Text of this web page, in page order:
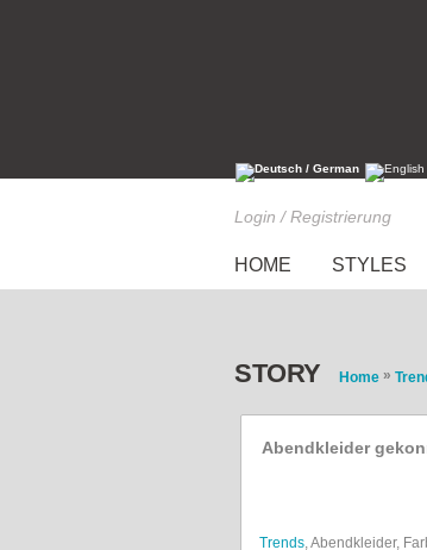
Login / Registrierung
HOME STYLES
STORY Home »
Abendkleider
Trends, Abendkleider,